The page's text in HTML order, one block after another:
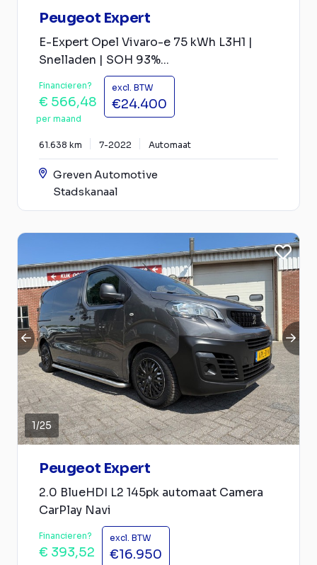
Peugeot Expert
E-Expert Opel Vivaro-e 75 kWh L3H1 |
Snelladen | SOH 93%...
Financieren?
€ 566,48
per maand
excl. BTW
€24.400
61.638 km 7-2022 Automaat
Greven Automotive
Stadskanaal
1/25
Peugeot Expert
2.0 BlueHDI L2 145pk automaat Camera
CarPlay Navi
Financieren?
€ 393,52
excl. BTW
€16.950